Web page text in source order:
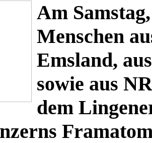
Am
Menschen
Emsland,
sowie aus
dem